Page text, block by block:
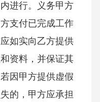
进行。义务甲方
支付已完成工作
如实向乙方提供
资料，并保证其
因甲方提供虚假
的，甲方应承担